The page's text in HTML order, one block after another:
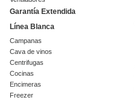
Garantía Extendida
Línea Blanca
Campanas
Cava de vinos
Centrifugas
Cocinas
Encimeras
Freezer